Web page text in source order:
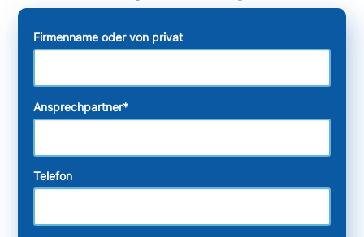
Firmenname oder von privat
Ansprechpartner*
Telefon